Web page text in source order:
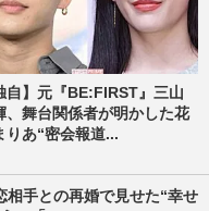
自】元『BE:FIRST』三山
、舞台関係者が明かした花
りあ“密会報道...
相手との再婚で見せた“幸せ